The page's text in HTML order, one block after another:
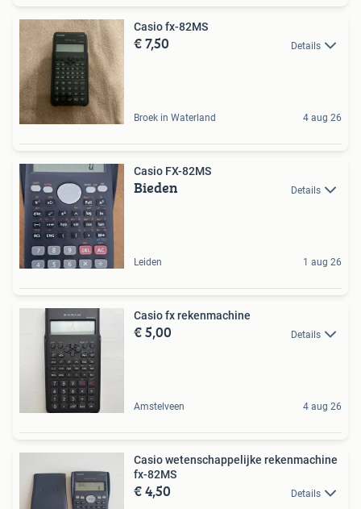
Casio fx-82MS
€ 7,50 Details
Broek in Waterland 4 aug 26
Casio FX-82MS
Bieden Details
Leiden 1 aug 26
Casio fx rekenmachine
€ 5,00 Details
Amstelveen 4 aug 26
Casio wetenschappelijke rekenmachine
fx-82MS
€ 4,50 Details